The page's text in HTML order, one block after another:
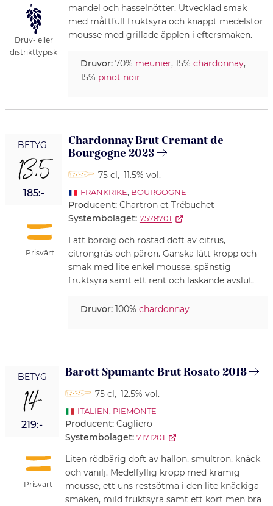
Druv- eller
distrikttypisk
mandel och hasselnötter. Utvecklad smak
med måttfull fruktsyra och knappt medelstor
mousse med grillade äpplen i eftersmaken.
Druvor:70% meunier, 15% chardonnay,
15% pinot noir
BETYG
13,5
185:-
Prisvärt
Chardonnay Brut Cremant de
Bourgogne 2023
75 cl, 11.5% vol.
FRANKRIKE BOURGOGNE
Producent: Chartron et Trébuchet
Systembolaget: 7578701
Lätt bördig och rostad doft av citrus,
citrongräs och päron. Ganska lätt kropp och
smak med lite enkel mousse, spänstig
fruktsyra samt ett rent och läskande avslut.
Druvor:100% chardonnay
BETYG
14
219:-
Prisvärt
Barott Spumante Brut Rosato 2018
75 cl, 12.5% vol.
ITALIEN PIEMONTE
Producent: Cagliero
Systembolaget: 7171201
Liten rödbärig doft av hallon, smultron, knäck
och vanilj. Medelfyllig kropp med krämig
mousse, ett uns restsötma i den lite knäckiga
smaken, mild fruktsyra samt ett kort men bra